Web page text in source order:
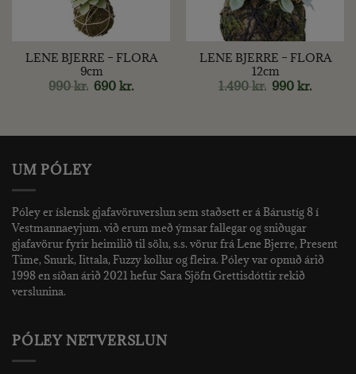
LENE BJERRE – FLORA
9cm
990kr. Original
price
690kr.Current
price
LENE BJERRE – FLORA
12cm
1.490kr. Original
price
990kr.Current
price
UM PÓLEY
Póley er íslensk gjafavöruverslun sem staðsett er á Bárustíg 8 í
Vestmannaeyjum. við erum með ýmsar fallegar og sniðugar
gjafavörur fyrir heimilið til sölu, s.s. vörur frá Lene Bjerre, Present
Time, Snurk, Iittala, Fuzzy kollur og fleira. Póley var opnuð árið
1998 en síðan árið 2021 hefur Sara Sjöfn Grettisdóttir rekið
verslunina.
PÓLEY NETVERSLUN